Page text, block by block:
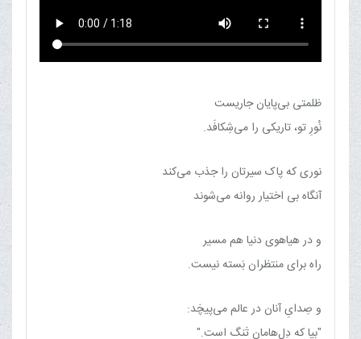
ظلمتی بی‌پایان جاریست
نُورِ تو، تاریکی را می‌شِکافَد.
نوری که پاک سیرتان را جذب می‌کند
آنگاه بی اختیار روانه می‌شوند
و در هیاهوی دنیا هم مسیر
راه برای منتظران بَسته نیست.
و صِدایِ آنان در عالم می‌پیچَد:
"بیا که دِل‌هامان تَنگ است."